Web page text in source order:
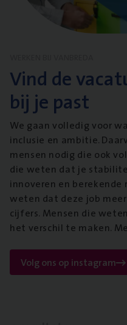
Vind de
bij je past
We gaan volledig voor
inclusie en ambitie.
mensen nodig die ook
die weten dat je
innoveren en berekende
weten dat deze job
cijfers. Mensen die
het verschil te maken.
Volg ons op instagram